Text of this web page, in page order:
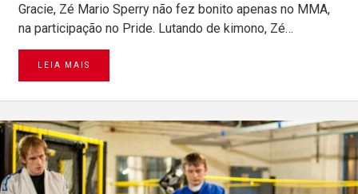
Gracie, Zé Mario Sperry não fez bonito apenas no MMA,
na participação no Pride. Lutando de kimono, Zé…
LEIA MAIS